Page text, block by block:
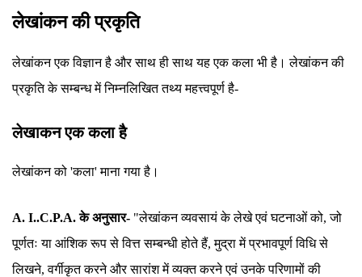
लेखांकन की प्रकृति
लेखांकन एक विज्ञान है और साथ ही साथ यह एक कला भी है। लेखांकन की
प्रकृति के सम्बन्ध में निम्नलिखित तथ्य महत्त्वपूर्ण है-
लेखाकन एक कला है
लेखांकन को 'कला' माना गया है।
A. I..C.P.A. के अनुसार- "लेखांकन व्यवसायं के लेखे एवं घटनाओं को, जो
पूर्णतः या आंशिक रूप से वित्त सम्बन्धी होते हैं, मुद्रा में प्रभावपूर्ण विधि से
लिखने, वर्गीकृत करने और सारांश में व्यक्त करने एवं उनके परिणामों की